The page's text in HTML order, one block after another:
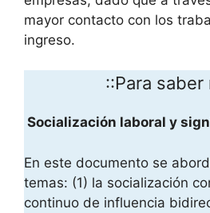
mayor contacto con los
ingreso.
::Para saber
Socialización laboral y
En este documento se
temas: (1) la socialización
continuo de influencia